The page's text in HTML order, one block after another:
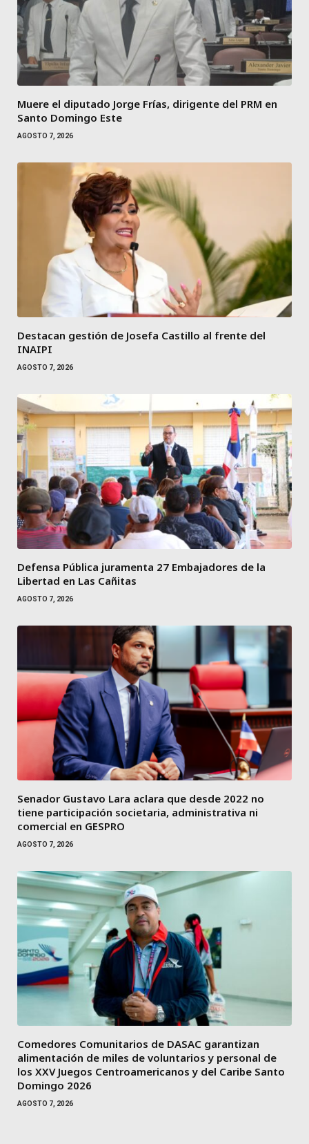
Muere el diputado Jorge Frías, dirigente del PRM en
Santo Domingo Este
AGOSTO 7, 2026
Destacan gestión de Josefa Castillo al frente del
INAIPI
AGOSTO 7, 2026
Defensa Pública juramenta 27 Embajadores de la
Libertad en Las Cañitas
AGOSTO 7, 2026
Senador Gustavo Lara aclara que desde 2022 no
tiene participación societaria, administrativa ni
comercial en GESPRO
AGOSTO 7, 2026
Comedores Comunitarios de DASAC garantizan
alimentación de miles de voluntarios y personal de
los XXV Juegos Centroamericanos y del Caribe Santo
Domingo 2026
AGOSTO 7, 2026